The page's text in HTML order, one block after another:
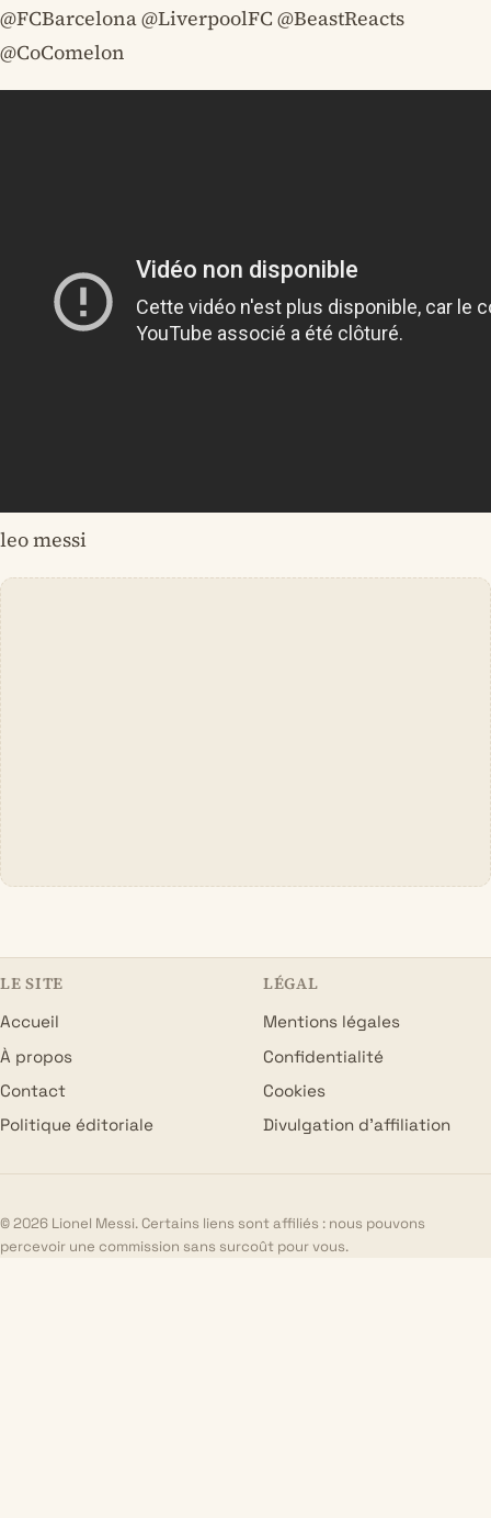
@FCBarcelona @LiverpoolFC @BeastReacts
@CoComelon
leo messi
LE SITE
Accueil
À propos
Contact
Politique éditoriale
LÉGAL
Mentions légales
Confidentialité
Cookies
Divulgation d’affiliation
© 2026 Lionel Messi. Certains liens sont affiliés : nous pouvons
percevoir une commission sans surcoût pour vous.